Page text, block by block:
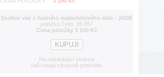
Soubor váz z hutního malachitového skla - JADE
položka číslo: 89 857
Cena položky 3 100 Kč
Na následující stránce
Vaši koupi závazně potvrdíte.